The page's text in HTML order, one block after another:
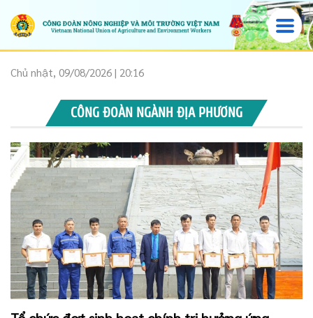
Chủ nhật, 09/08/2026 | 20:16
CÔNG ĐOÀN NGÀNH ĐỊA PHƯƠNG